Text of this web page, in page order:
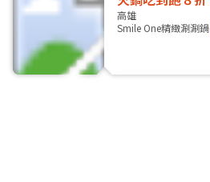
高雄
Smile One精緻涮涮鍋